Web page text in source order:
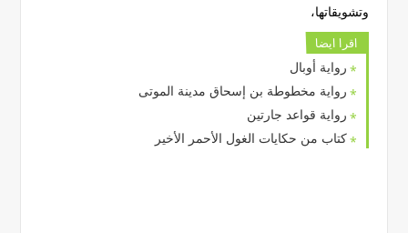
وتشويقاتها،
اقرا ايضا
رواية أوبال
رواية مخطوطة بن إسحاق مدينة الموتى
رواية قواعد جارتين
كتاب من حكايات الغول الأحمر الأخير